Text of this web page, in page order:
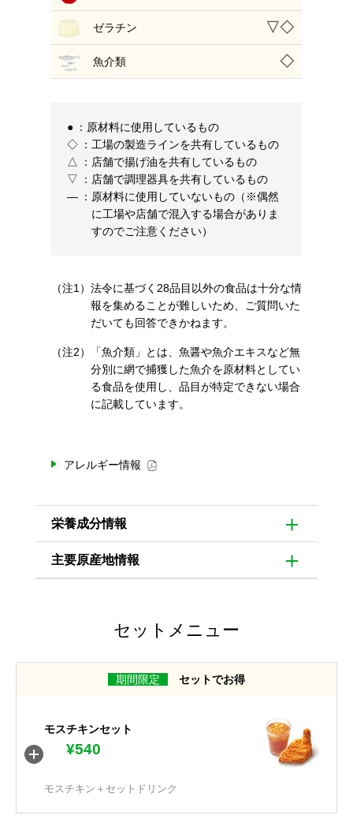
ゼラチン ▽◇
魚介類 ◇
● ： 原材料に使用しているもの
◇ ： 工場の製造ラインを共有しているもの
△
： 店舗で揚げ油を共有しているもの
▽
： 店舗で調理器具を共有しているもの
― ： 原材料に使用していないもの（※偶然
に工場や店舗で混入する場合がありま
すのでご注意ください）
（注1） 法令に基づく28品目以外の食品は十分な情
報を集めることが難しいため、ご質問いた
だいても回答できかねます。
（注2）
「魚介類」とは、魚醤や魚介エキスなど無
分別に網で捕獲した魚介を原材料としてい
る食品を使用し、品目が特定できない場合
に記載しています。
アレルギー情報
栄養成分情報
主要原産地情報
セットメニュー
期間限定 セットでお得
モスチキンセット
¥540
モスチキン＋セットドリンク